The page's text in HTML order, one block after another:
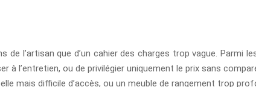
l’artisan que d’un cahier des charges trop vague. Parmi
l’entretien, ou de privilégier uniquement le prix sans
mais difficile d’accès, ou un meuble de rangement trop